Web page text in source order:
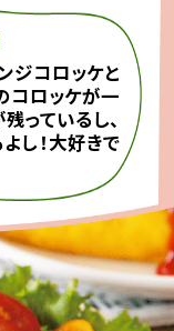
ジコロッケと
コロッケが一
っているし、
し！大好きで